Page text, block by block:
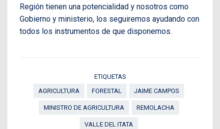
Región tienen una potencialidad y nosotros como
Gobierno y ministerio, los seguiremos ayudando con
todos los instrumentos de que disponemos.
ETIQUETAS
AGRICULTURA
FORESTAL JAIME CAMPOS
MINISTRO DE AGRICULTURA REMOLACHA
VALLE DEL ITATA